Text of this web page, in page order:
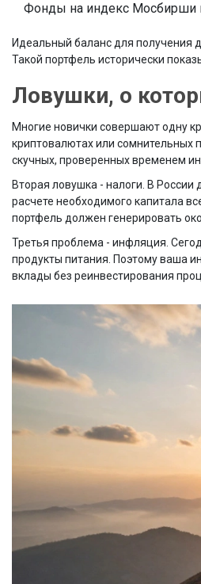
Фонды на индекс Мосбирши
Идеальный баланс для получения
Такой портфель исторически
Ловушки, о
Многие новички совершают одну
криптовалютах или сомнительных
скучных, проверенных временем
Вторая ловушка - налоги. В
расчете необходимого капитала
портфель должен генерировать
Третья проблема - инфляция.
продукты питания. Поэтому ваша
вклады без реинвестирования